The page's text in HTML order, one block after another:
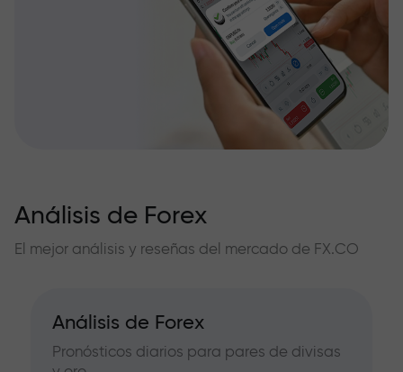
Análisis de Forex
El mejor análisis y reseñas del mercado de FX.CO
Análisis de Forex
Pronósticos diarios para pares de divisas